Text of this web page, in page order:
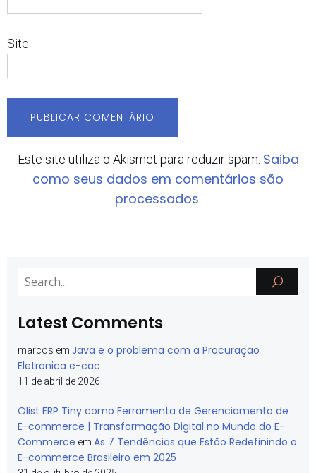
Site
Este site utiliza o Akismet para reduzir spam. Saiba
como seus dados em comentários são
processados
Latest Comments
marcos em Java e o problema com a Procuração
Eletronica e-cac
11 de abril de 2026
Olist ERP Tiny como Ferramenta de Gerenciamento de
E-commerce | Transformação Digital no Mundo do E-
Commerce em As 7 Tendências que Estão Redefinindo o
E-commerce Brasileiro em 2025